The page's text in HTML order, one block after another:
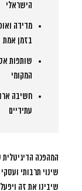
הישראלי
מדידה
בזמן אמת
שותפות
המקומי
חשיבה
עתידיים
המהפכה הדיגיטלית
שינוי תרבותי
שיבינו את זה